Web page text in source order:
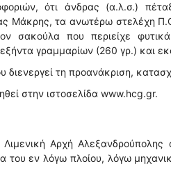
ότι άνδρας (α.λ.σ.)
Μάκρης, τα ανωτέρω στελέχη
σακούλα που περιείχε
γραμμαρίων (260 γρ.) και
διενεργεί τη προανάκριση,
στην ιστοσελίδα www.hcg.gr.
Αρχή
του εν λόγω πλοίου, λόγω